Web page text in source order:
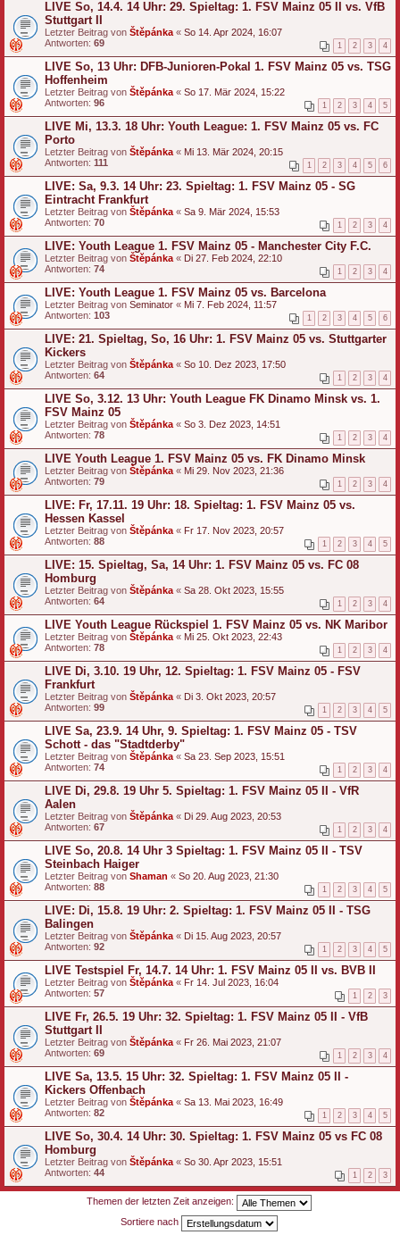
LIVE So, 14.4. 14 Uhr: 29. Spieltag: 1. FSV Mainz 05 II vs. VfB
Stuttgart II
Letzter Beitrag von Štěpánka « So 14. Apr 2024, 16:07
Antworten: 69 1 2 3 4
LIVE So, 13 Uhr: DFB-Junioren-Pokal 1. FSV Mainz 05 vs. TSG
Hoffenheim
Letzter Beitrag von Štěpánka « So 17. Mär 2024, 15:22
Antworten: 96 1 2 3 4 5
LIVE Mi, 13.3. 18 Uhr: Youth League: 1. FSV Mainz 05 vs. FC
Porto
Letzter Beitrag von Štěpánka « Mi 13. Mär 2024, 20:15
Antworten: 111 1 2 3 4 5 6
LIVE: Sa, 9.3. 14 Uhr: 23. Spieltag: 1. FSV Mainz 05 - SG
Eintracht Frankfurt
Letzter Beitrag von Štěpánka « Sa 9. Mär 2024, 15:53
Antworten: 70 1 2 3 4
LIVE: Youth League 1. FSV Mainz 05 - Manchester City F.C.
Letzter Beitrag von Štěpánka « Di 27. Feb 2024, 22:10
Antworten: 74 1 2 3 4
LIVE: Youth League 1. FSV Mainz 05 vs. Barcelona
Letzter Beitrag von Seminator « Mi 7. Feb 2024, 11:57
Antworten: 103 1 2 3 4 5 6
LIVE: 21. Spieltag, So, 16 Uhr: 1. FSV Mainz 05 vs. Stuttgarter
Kickers
Letzter Beitrag von Štěpánka « So 10. Dez 2023, 17:50
Antworten: 64 1 2 3 4
LIVE So, 3.12. 13 Uhr: Youth League FK Dinamo Minsk vs. 1.
FSV Mainz 05
Letzter Beitrag von Štěpánka « So 3. Dez 2023, 14:51
Antworten: 78 1 2 3 4
LIVE Youth League 1. FSV Mainz 05 vs. FK Dinamo Minsk
Letzter Beitrag von Štěpánka « Mi 29. Nov 2023, 21:36
Antworten: 79 1 2 3 4
LIVE: Fr, 17.11. 19 Uhr: 18. Spieltag: 1. FSV Mainz 05 vs.
Hessen Kassel
Letzter Beitrag von Štěpánka « Fr 17. Nov 2023, 20:57
Antworten: 88 1 2 3 4 5
LIVE: 15. Spieltag, Sa, 14 Uhr: 1. FSV Mainz 05 vs. FC 08
Homburg
Letzter Beitrag von Štěpánka « Sa 28. Okt 2023, 15:55
Antworten: 64 1 2 3 4
LIVE Youth League Rückspiel 1. FSV Mainz 05 vs. NK Maribor
Letzter Beitrag von Štěpánka « Mi 25. Okt 2023, 22:43
Antworten: 78 1 2 3 4
LIVE Di, 3.10. 19 Uhr, 12. Spieltag: 1. FSV Mainz 05 - FSV
Frankfurt
Letzter Beitrag von Štěpánka « Di 3. Okt 2023, 20:57
Antworten: 99 1 2 3 4 5
LIVE Sa, 23.9. 14 Uhr, 9. Spieltag: 1. FSV Mainz 05 - TSV
Schott - das "Stadtderby"
Letzter Beitrag von Štěpánka « Sa 23. Sep 2023, 15:51
Antworten: 74 1 2 3 4
LIVE Di, 29.8. 19 Uhr 5. Spieltag: 1. FSV Mainz 05 II - VfR
Aalen
Letzter Beitrag von Štěpánka « Di 29. Aug 2023, 20:53
Antworten: 67 1 2 3 4
LIVE So, 20.8. 14 Uhr 3 Spieltag: 1. FSV Mainz 05 II - TSV
Steinbach Haiger
Letzter Beitrag von Shaman « So 20. Aug 2023, 21:30
Antworten: 88 1 2 3 4 5
LIVE: Di, 15.8. 19 Uhr: 2. Spieltag: 1. FSV Mainz 05 II - TSG
Balingen
Letzter Beitrag von Štěpánka « Di 15. Aug 2023, 20:57
Antworten: 92 1 2 3 4 5
LIVE Testspiel Fr, 14.7. 14 Uhr: 1. FSV Mainz 05 II vs. BVB II
Letzter Beitrag von Štěpánka « Fr 14. Jul 2023, 16:04
Antworten: 57 1 2 3
LIVE Fr, 26.5. 19 Uhr: 32. Spieltag: 1. FSV Mainz 05 II - VfB
Stuttgart II
Letzter Beitrag von Štěpánka « Fr 26. Mai 2023, 21:07
Antworten: 69 1 2 3 4
LIVE Sa, 13.5. 15 Uhr: 32. Spieltag: 1. FSV Mainz 05 II -
Kickers Offenbach
Letzter Beitrag von Štěpánka « Sa 13. Mai 2023, 16:49
Antworten: 82 1 2 3 4 5
LIVE So, 30.4. 14 Uhr: 30. Spieltag: 1. FSV Mainz 05 vs FC 08
Homburg
Letzter Beitrag von Štěpánka « So 30. Apr 2023, 15:51
Antworten: 44 1 2 3
Themen der letzten Zeit anzeigen:
Sortiere nach